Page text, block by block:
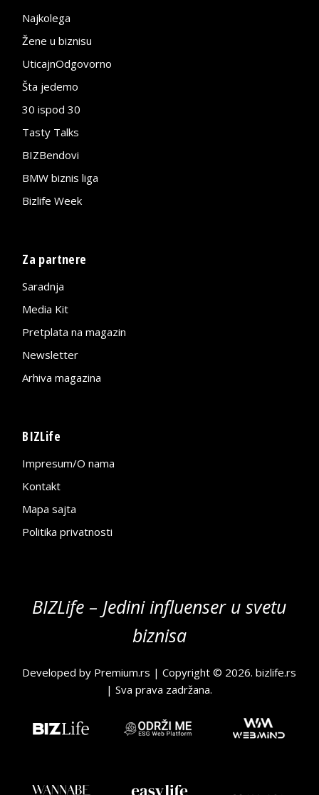
Najkolega
Žene u biznisu
UticajnOdgovorno
Šta jedemo
30 ispod 30
Tasty Talks
BIZBendovi
BMW biznis liga
Bizlife Week
Za partnere
Saradnja
Media Kit
Pretplata na magazin
Newsletter
Arhiva magazina
BIZLife
Impresum/O nama
Kontakt
Mapa sajta
Politika privatnosti
BIZLife – Jedini influenser u svetu
biznisa
Developed by Premium.rs | Copyright © 2026.bizlife.rs
| Sva prava zadržana.